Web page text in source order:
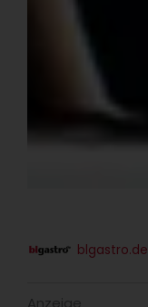
blgastro.de
Anzeige